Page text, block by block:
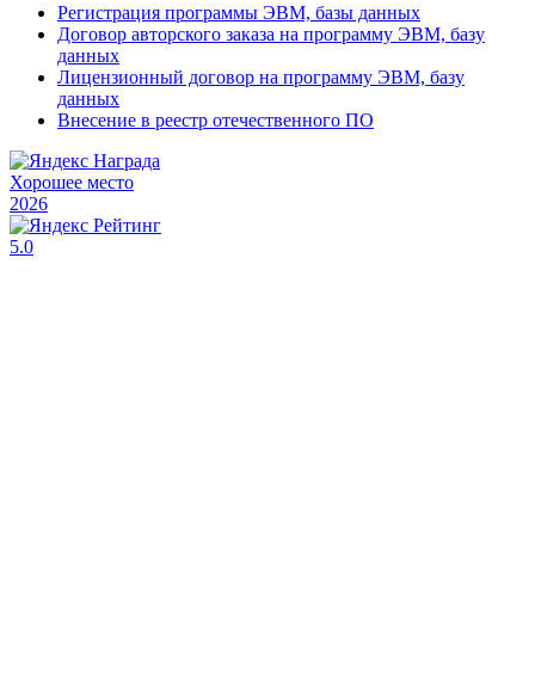
Регистрация программы ЭВМ, базы данных
Договор авторского заказа на программу ЭВМ, базу
данных
Лицензионный договор на программу ЭВМ, базу
данных
Внесение в реестр отечественного ПО
Хорошее место
2026
5.0